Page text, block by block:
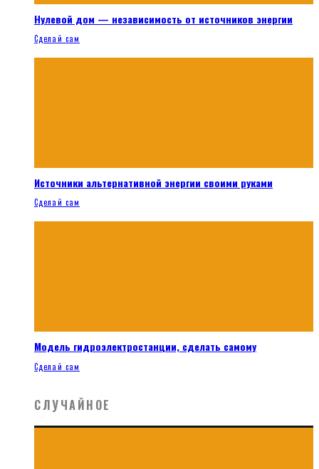
Нулевой дом — независимость от источников энергии
Сделай сам
Источники альтернативной энергии своими руками
Сделай сам
Модель гидроэлектростанции, сделать самому
Сделай сам
СЛУЧАЙНОЕ